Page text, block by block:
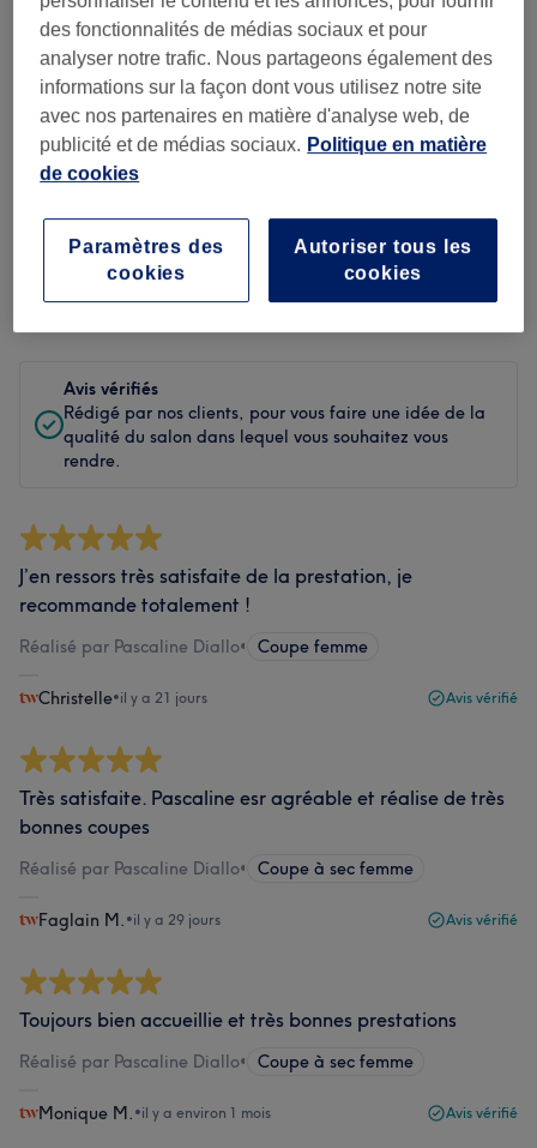
Personnel
Filtrer les avis
beauté
Toutes les prestations
Évaluation Filtrer par évaluation
Avis vérifiés
Rédigé par nos clients, pour vous faire une idée de la
qualité du salon dans lequel vous souhaitez vous
rendre.
J’en ressors très satisfaite de la prestation, je
recommande totalement !
Réalisé par Pascaline Diallo• Coupe femme
Christelle•il y a 21 jours Avis vérifié
Très satisfaite. Pascaline esr agréable et réalise de très
bonnes coupes
Réalisé par Pascaline Diallo• Coupe à sec femme
Faglain M. •il y a 29 jours Avis vérifié
Toujours bien accueillie et très bonnes prestations
Réalisé par Pascaline Diallo• Coupe à sec femme
Monique M. •il y a environ 1 mois Avis vérifié
des fonctionnalités de médias sociaux et pour
analyser notre trafic. Nous partageons également des
informations sur la façon dont vous utilisez notre site
avec nos partenaires en matière d'analyse web, de
publicité et de médias sociaux. Politique en matière
de cookies
Autoriser tous les
cookies
Paramètres des
cookies